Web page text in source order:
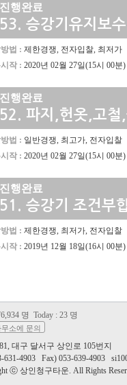
진행완료
53. 승강기유지보
법 : 제한경쟁, 전자입찰, 최저가
작 : 2020년 02월 27일(15시 00분)
진행완료
52. 파지,헌옷,고철
법 : 일반경쟁, 최고가, 전자입찰
작 : 2020년 02월 27일(15시 00분)
진행완료
51. 승강기 조건부
법 : 제한경쟁, 최저가, 전자입찰
작 : 2019년 12월 18일(16시 00분)
명 Today : 23 명
무소에 문의
대구 달서구 상인로 105번지
631-4903 Fax) 053-639-4903
ⓒ 상인청구타운. All Rights